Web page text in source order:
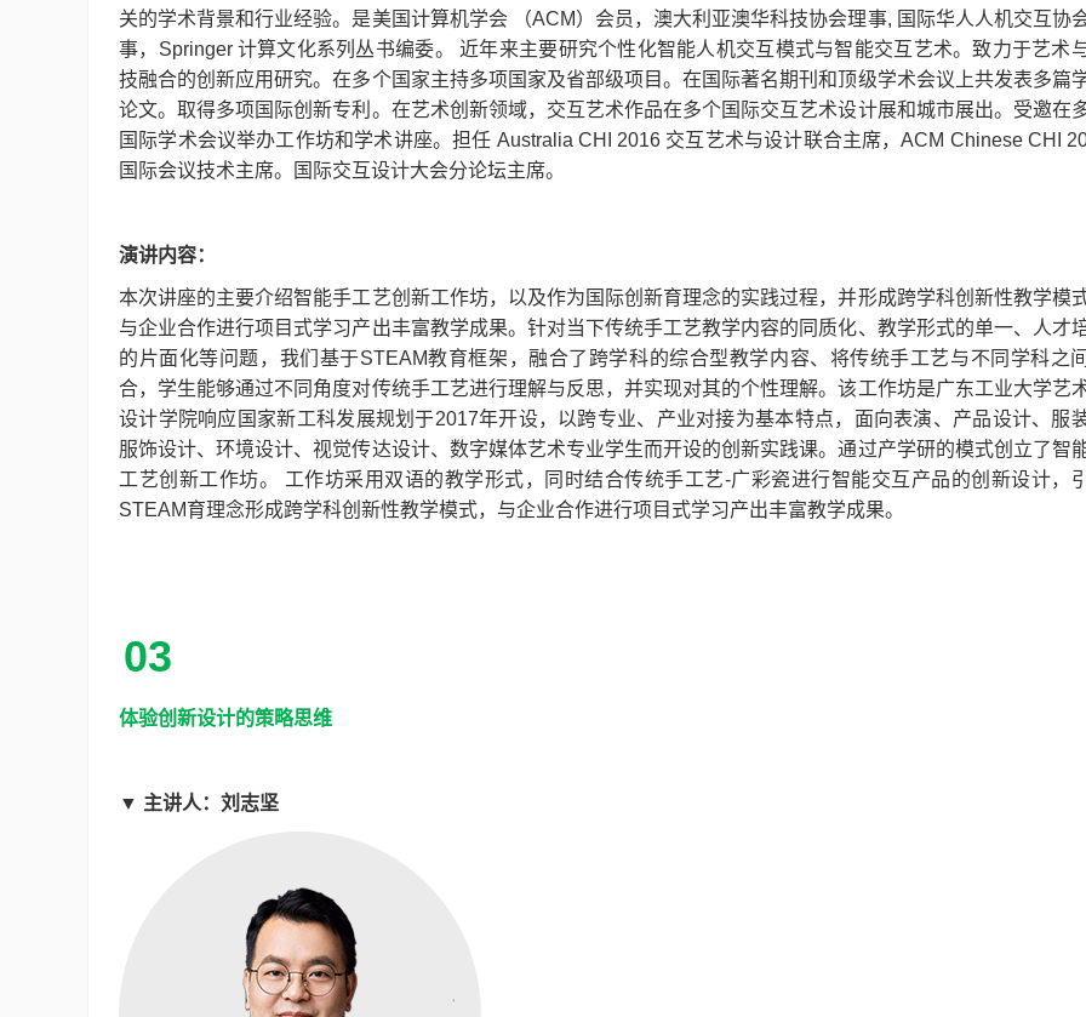
关的学术背景和行业经验。是美国计算机学会 （ACM）会员，澳大利亚澳华科技协会理事, 国际华人人机交互协
事，Springer 计算文化系列丛书编委。 近年来主要研究个性化智能人机交互模式与智能交互艺术。致力于艺术
技融合的创新应用研究。在多个国家主持多项国家及省部级项目。在国际著名期刊和顶级学术会议上共发表多篇
论文。取得多项国际创新专利。在艺术创新领域，交互艺术作品在多个国际交互艺术设计展和城市展出。受邀在
国际学术会议举办工作坊和学术讲座。担任 Australia CHI 2016 交互艺术与设计联合主席，ACM Chinese CHI
国际会议技术主席。国际交互设计大会分论坛主席。
演讲内容：
本次讲座的主要介绍智能手工艺创新工作坊，以及作为国际创新育理念的实践过程，并形成跨学科创新性教学模
与企业合作进行项目式学习产出丰富教学成果。针对当下传统手工艺教学内容的同质化、教学形式的单一、人才
的片面化等问题，我们基于STEAM教育框架，融合了跨学科的综合型教学内容、将传统手工艺与不同学科之
合，学生能够通过不同角度对传统手工艺进行理解与反思，并实现对其的个性理解。该工作坊是广东工业大学艺
设计学院响应国家新工科发展规划于2017年开设，以跨专业、产业对接为基本特点，面向表演、产品设计、服
服饰设计、环境设计、视觉传达设计、数字媒体艺术专业学生而开设的创新实践课。通过产学研的模式创立了智
工艺创新工作坊。 工作坊采用双语的教学形式，同时结合传统手工艺-广彩瓷进行智能交互产品的创新设计，
STEAM育理念形成跨学科创新性教学模式，与企业合作进行项目式学习产出丰富教学成果。
03
体验创新设计的策略思维
▼ 主讲人：刘志坚